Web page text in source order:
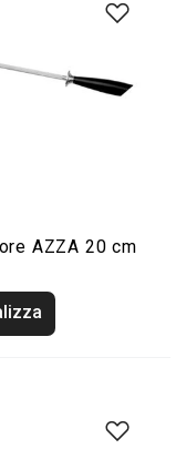
AZZA 20 cm